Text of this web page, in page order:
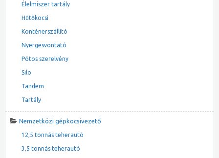
Élelmiszer tartály
Hűtőkocsi
Konténerszállító
Nyergesvontató
Pótos szerelvény
Silo
Tandem
Tartály
Nemzetközi gépkocsivezető
12,5 tonnás teherautó
3,5 tonnás teherautó